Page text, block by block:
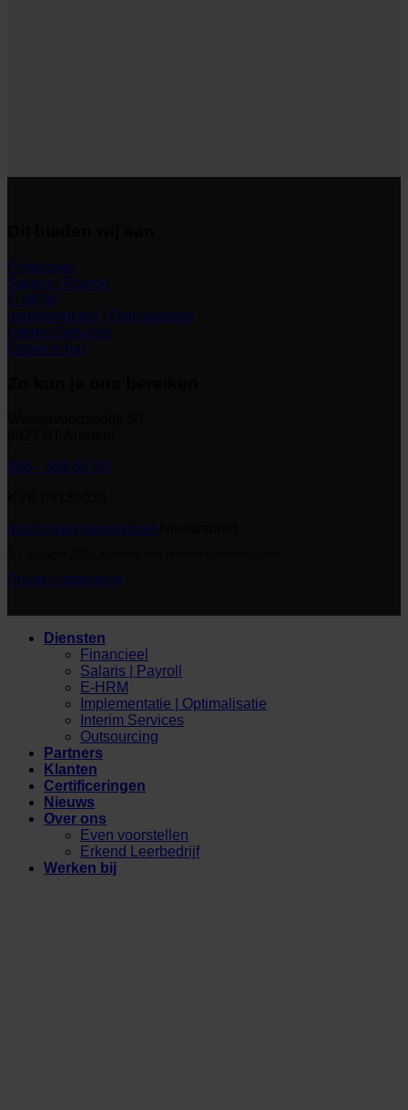
Financieel
Salaris | Payroll
E-HRM
Implementatie | Optimalisatie
Interim Services
Outsourcing
026 - 389 89 00
Inschrijven nieuwsbrief
Privacy statement
Diensten
Financieel
Salaris | Payroll
E-HRM
Implementatie | Optimalisatie
Interim Services
Outsourcing
Partners
Klanten
Certificeringen
Nieuws
Over ons
Even voorstellen
Erkend Leerbedrijf
Werken bij